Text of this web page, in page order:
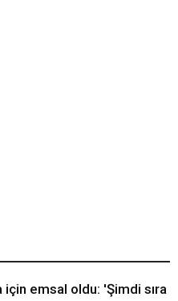
için emsal oldu: 'Şimdi sıra